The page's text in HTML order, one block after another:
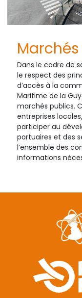
Dans le cadre de
le respect des
d’accès à la
Maritime de la
marchés publics.
entreprises
participer au
portuaires et des
l’ensemble des
informations